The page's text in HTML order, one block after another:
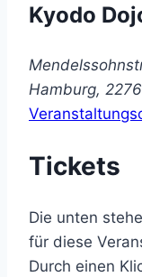
Kyodo
Hamburg,
Tickets
Die unten
für diese
Durch einen